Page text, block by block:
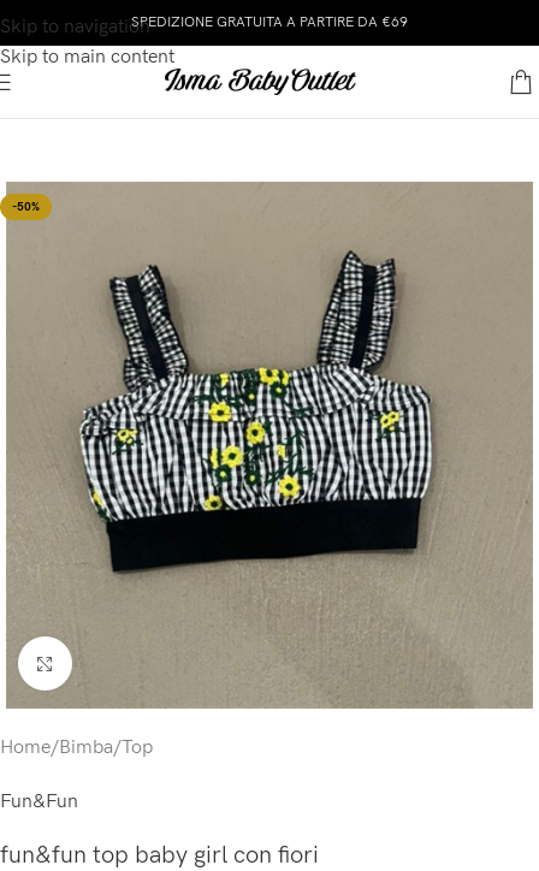
Skip to navigation
Skip to main content
SPEDIZIONE GRATUITA A PARTIRE DA €69
-50%
Click to enlarge
Home/Bimba/Top
Fun&Fun
fun&fun top baby girl con fiori